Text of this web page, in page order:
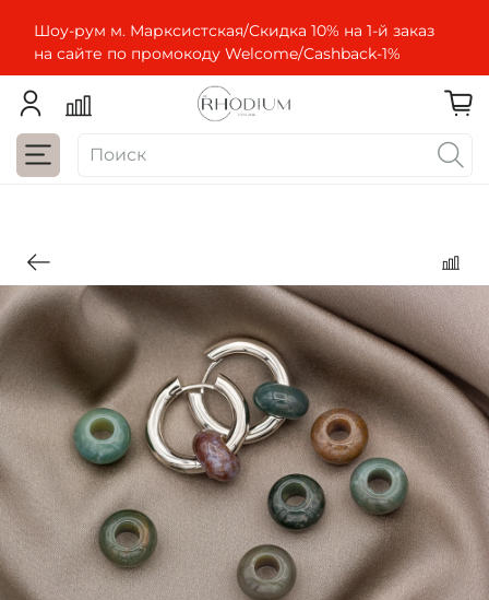
Шоу-рум м. Марксистская/Скидка 10% на 1-й заказ
на сайте по промокоду Welcome/Cashbaсk-1%